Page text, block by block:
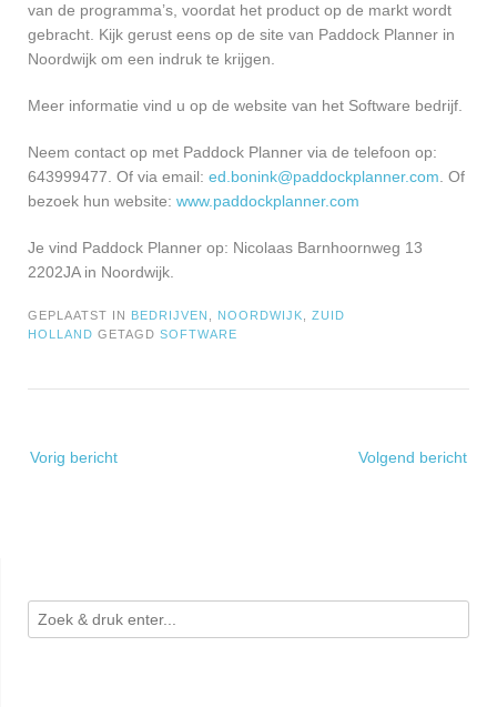
van de programma’s, voordat het product op de markt wordt
gebracht. Kijk gerust eens op de site van Paddock Planner in
Noordwijk om een indruk te krijgen.
Meer informatie vind u op de website van het Software bedrijf.
Neem contact op met Paddock Planner via de telefoon op:
643999477. Of via email: ed.bonink@paddockplanner.com . Of
bezoek hun website: www.paddockplanner.com
Je vind Paddock Planner op: Nicolaas Barnhoornweg 13
2202JA in Noordwijk.
GEPLAATST IN BEDRIJVEN NOORDWIJK
ZUID
HOLLAND GETAGD SOFTWARE
navigatie
Vorig bericht Volgend bericht